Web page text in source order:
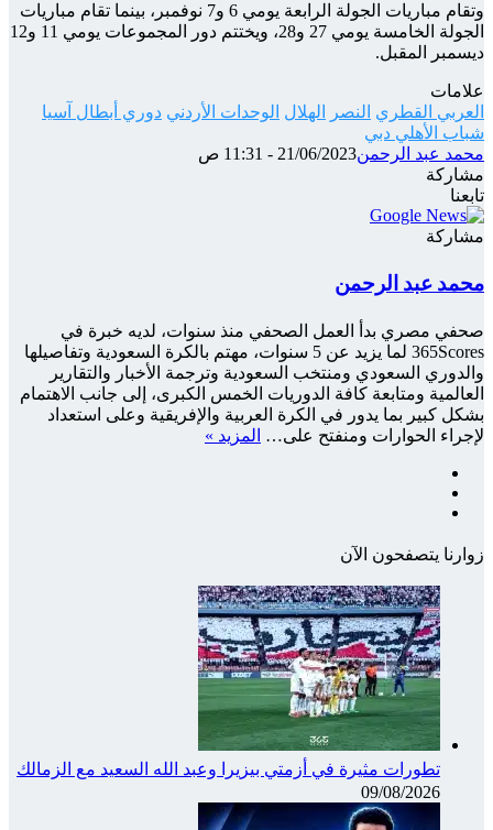
وتقام مباريات الجولة الرابعة يومي 6 و7 نوفمبر، بينما تقام مباريات
الجولة الخامسة يومي 27 و28، ويختتم دور المجموعات يومي 11 و12
ديسمبر المقبل.
علامات
العربي القطري النصر الهلال الوحدات الأردني دوري أبطال آسيا
شباب الأهلي دبي
محمد عبد الرحمن21/06/2023 - 11:31 ص
مشاركة
فيسبوك
‫X
ماسنجر
ماسنجر
واتساب
تيلقرام
شارك
عبر
الإيميل
تابعنا
مشاركة
عبر
الإيميل
محمد عبد الرحمن
صحفي مصري بدأ العمل الصحفي منذ سنوات، لديه خبرة في
365Scores لما يزيد عن 5 سنوات، مهتم بالكرة السعودية وتفاصيلها
والدوري السعودي ومنتخب السعودية وترجمة الأخبار والتقارير
العالمية ومتابعة كافة الدوريات الخمس الكبرى، إلى جانب الاهتمام
بشكل كبير بما يدور في الكرة العربية والإفريقية وعلى استعداد
لإجراء الحوارات ومنفتح على… المزيد »
زوارنا يتصفحون الآن
تطورات مثيرة في أزمتي بيزيرا وعبد الله السعيد مع الزمالك
09/08/2026